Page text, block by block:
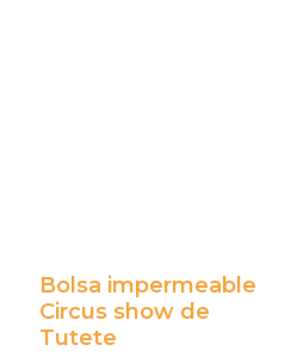
Bolsa impermeable
Circus show de
Tutete